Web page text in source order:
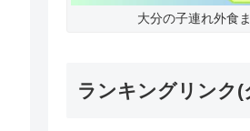
大分の子連れ外食
ランキングリンク(